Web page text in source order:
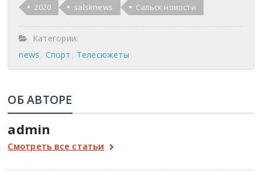
2020 salsknews Сальск новости
Категории:
news
Спорт Телесюжеты
ОБ АВТОРЕ
admin
Смотреть все статьи